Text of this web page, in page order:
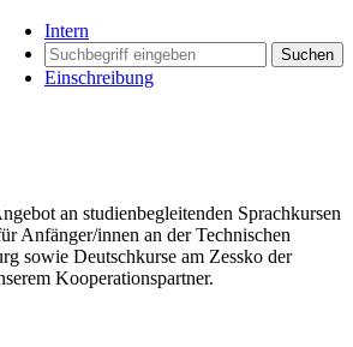
Intern
Suchen
Einschreibung
an studienbegleitenden Sprachkursen
Anfänger/innen an der Technischen
sowie Deutschkurse am Zessko der
Kooperationspartner.